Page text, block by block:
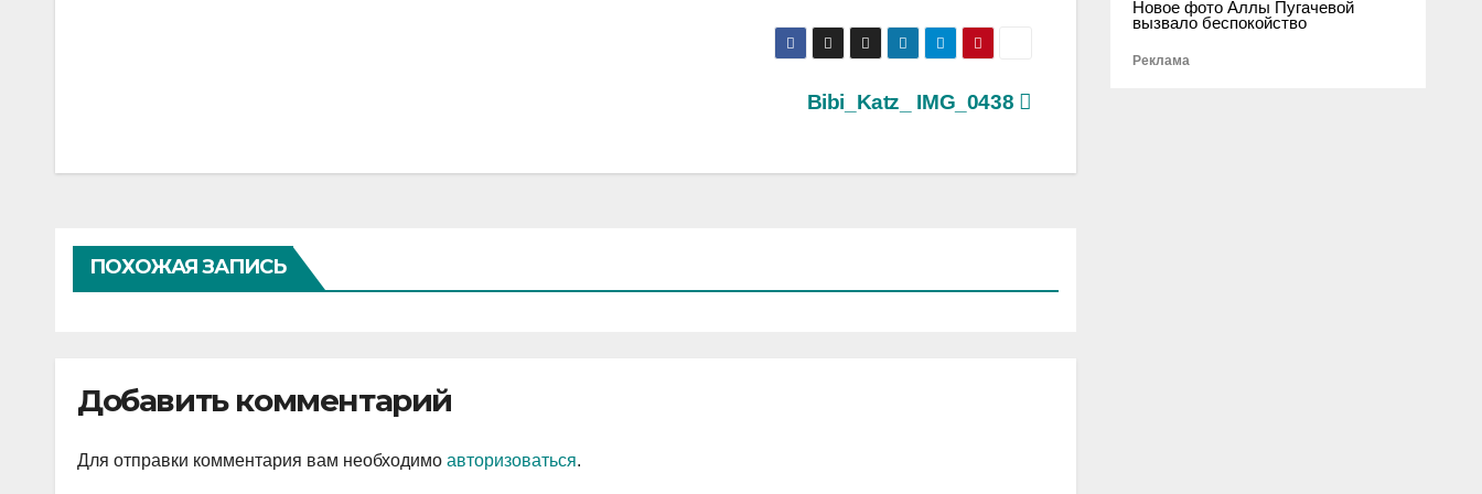
Bibi_Katz_ IMG_0438
ПОХОЖАЯ ЗАПИСЬ
Добавить комментарий
Для отправки комментария вам необходимо авторизоваться.
Новое фото Аллы Пугачевой
вызвало беспокойство
Реклама